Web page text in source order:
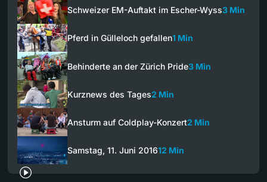
Schweizer EM-Auftakt im Escher-Wyss3 Min
Pferd in Gülleloch gefallen1 Min
Behinderte an der Zürich Pride3 Min
Kurznews des Tages2 Min
Ansturm auf Coldplay-Konzert2 Min
Samstag, 11. Juni 201612 Min